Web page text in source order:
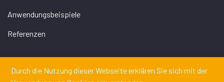
Anwendungsbeispiele
Referenzen
Durch die Nutzung dieser Webseite erklären Sie sich mit der